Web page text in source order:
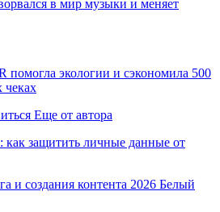
в мир музыки и меняет
помогла экологии и сэкономила 500
чеках
Еще от автора
как защитить личные данные от
и создания контента 2026 Белый